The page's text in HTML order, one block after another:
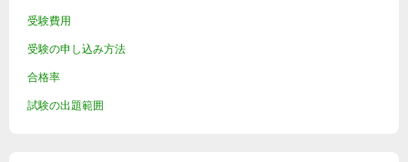
受験費用
受験の申し込み方法
合格率
試験の出題範囲